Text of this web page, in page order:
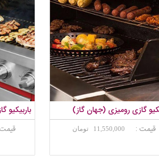
گازی رومیزی (جهان گاز)
قیمت : 11,550,000 تومان
باربیکیو